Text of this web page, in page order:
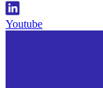
Youtube